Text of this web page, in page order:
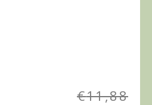
€11,88